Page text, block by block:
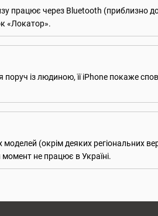
працює через Bluetooth (приблизно
«Локатор».
із людиною, її iPhone покаже
(окрім деяких регіональних
не працює в Україні.